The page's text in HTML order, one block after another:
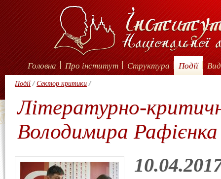
Головна Про інститут Структура Події
Події/ Сектор критики /
Літературно-
Володимира